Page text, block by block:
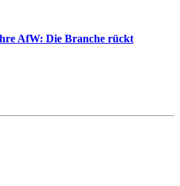
AfW: Die Branche rückt